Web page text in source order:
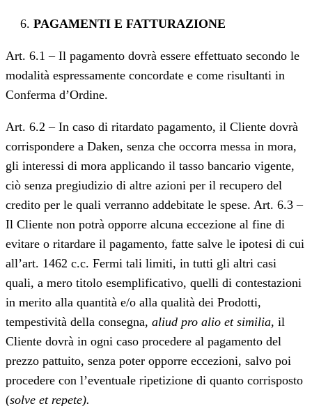
PAGAMENTI E FATTURAZIONE
Art. 6.1 – Il pagamento dovrà essere effettuato secondo le
modalità espressamente concordate e come risultanti in
Conferma d’Ordine.
Art. 6.2 – In caso di ritardato pagamento, il Cliente dovrà
corrispondere a Daken, senza che occorra messa in mora,
gli interessi di mora applicando il tasso bancario vigente,
ciò senza pregiudizio di altre azioni per il recupero del
credito per le quali verranno addebitate le spese. Art. 6.3 –
Il Cliente non potrà opporre alcuna eccezione al fine di
evitare o ritardare il pagamento, fatte salve le ipotesi di cui
all’art. 1462 c.c. Fermi tali limiti, in tutti gli altri casi
quali, a mero titolo esemplificativo, quelli di contestazioni
in merito alla quantità e/o alla qualità dei Prodotti,
tempestività della consegna, aliud pro alio et similia, il
Cliente dovrà in ogni caso procedere al pagamento del
prezzo pattuito, senza poter opporre eccezioni, salvo poi
procedere con l’eventuale ripetizione di quanto corrisposto
(solve et repete).